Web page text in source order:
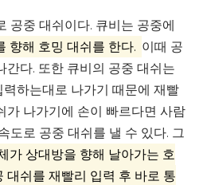
공중 대쉬이다. 큐비는 공중에
향해 호밍 대쉬를 한다. 이때 공
간다. 또한 큐비의 공중 대쉬는
하는대로 나가기 때문에 재빨
가 나가기에 손이 빠르다면 사람
도로 공중 대쉬를 낼 수 있다. 그
가 상대방을 향해 날아가는 호
대쉬를 재빨리 입력 후 바로 통